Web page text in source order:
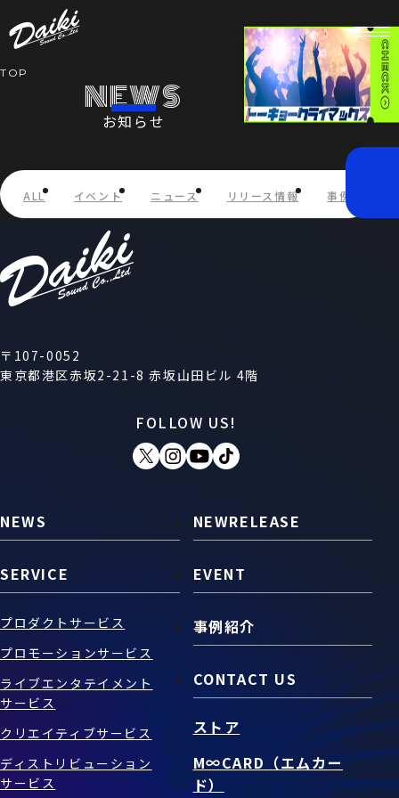
SNS
お問い合わせ
NEWS
SERVICE
COMPANY
STORE
TOP
NEWS
お知らせ
ALL イベント ニュース リリース情報 事例紹介
〒107-0052
東京都港区赤坂2-21-8 赤坂山田ビル 4階
FOLLOW US!
NEWS
SERVICE
プロダクトサービス
プロモーションサービス
ライブエンタテイメント
サービス
クリエイティブサービス
ディストリビューション
サービス
NEWRELEASE
EVENT
事例紹介
CONTACT US
ストア
M∞CARD（エムカー
ド）